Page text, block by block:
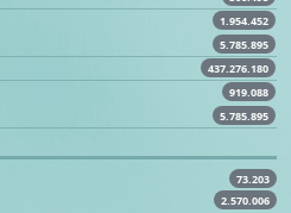
1.954.452
5.785.895
437.276.180
919.088
5.785.895
73.203
2.570.006